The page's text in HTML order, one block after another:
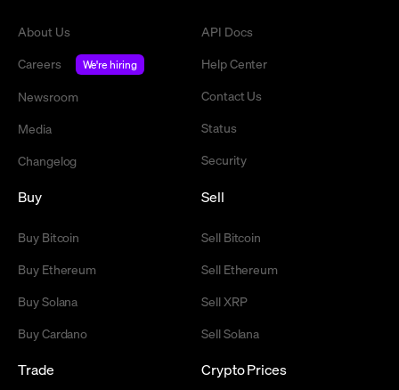
About Us
Careers
We're hiring
Newsroom
Media
Changelog
API Docs
Help Center
Contact Us
Status
Security
Buy
Buy Bitcoin
Buy Ethereum
Buy Solana
Buy Cardano
Sell
Sell Bitcoin
Sell Ethereum
Sell XRP
Sell Solana
Trade Crypto Prices